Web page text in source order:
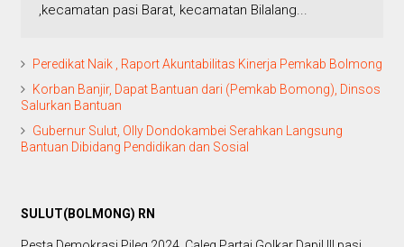
,kecamatan pasi Barat, kecamatan Bilalang...
Peredikat Naik , Raport Akuntabilitas Kinerja Pemkab Bolmong
Korban Banjir, Dapat Bantuan dari (Pemkab Bomong), Dinsos
Salurkan Bantuan
Gubernur Sulut, Olly Dondokambei Serahkan Langsung
Bantuan Dibidang Pendidikan dan Sosial
SULUT(BOLMONG) RN